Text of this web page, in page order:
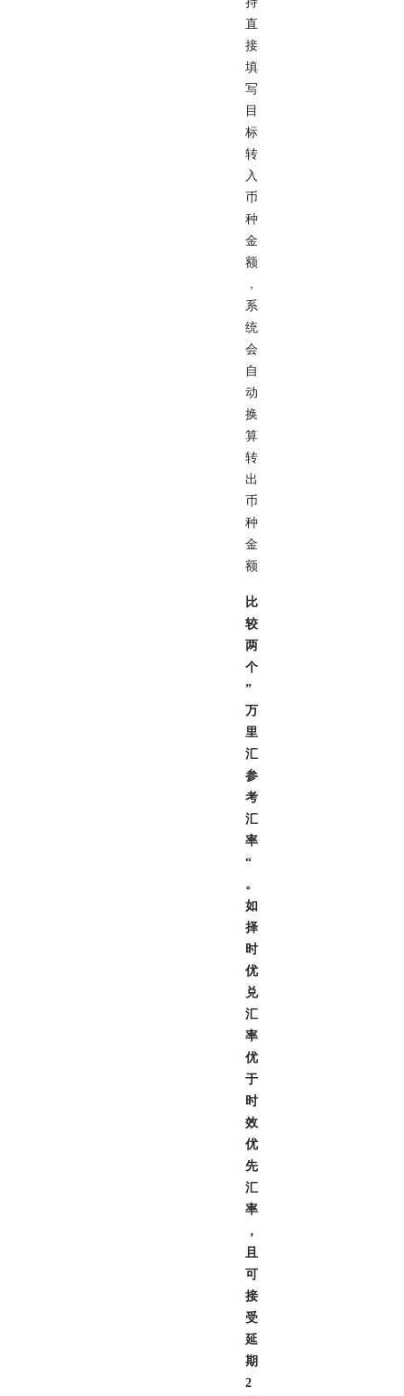
直
接
填
写
目
标
转
入
币
种
金
额
，
系
统
会
自
动
换
算
转
出
币
种
金
额
比
较
两
个
”
万
里
汇
参
考
汇
率
“
。
如
择
时
优
兑
汇
率
优
于
时
效
优
先
汇
率
，
且
可
接
受
延
期
2